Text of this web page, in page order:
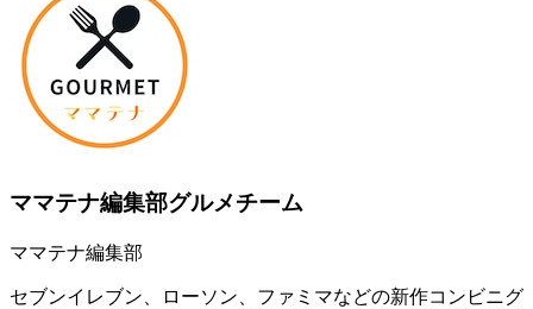
ママテナ編集部グルメチーム
ママテナ編集部
セブンイレブン、ローソン、ファミマなどの新作コンビニグ